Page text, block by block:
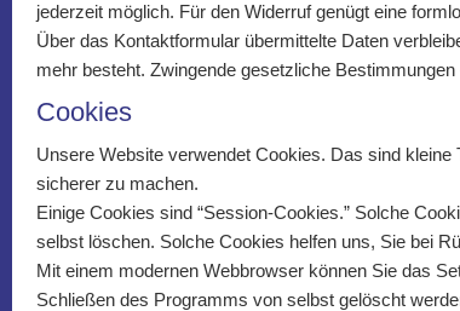
jederzeit möglich. Für den Widerruf genügt eine
Über das Kontaktformular übermittelte Daten
mehr besteht. Zwingende gesetzliche
Cookies
Unsere Website verwendet Cookies. Das sind
sicherer zu machen.
Einige Cookies sind “Session-Cookies.” Solche
selbst löschen. Solche Cookies helfen uns, Sie bei
Mit einem modernen Webbrowser können Sie das
Schließen des Programms von selbst gelöscht